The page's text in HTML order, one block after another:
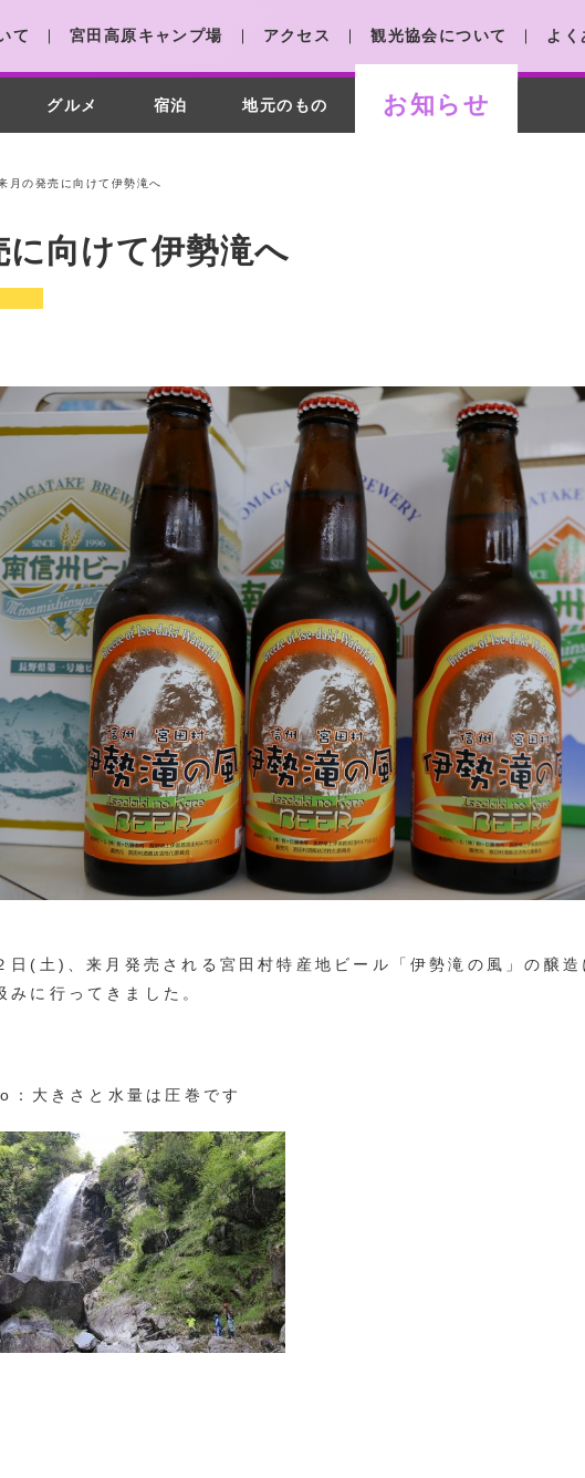
て 宮田高原キャンプ場 アクセス 観光協会について よく
グルメ 宿泊 地元のもの お知らせ
月の発売に向けて伊勢滝へ
に向けて伊勢滝へ
日(土)、来月発売される宮田村特産地ビール「伊勢滝の風」の醸造
みに行ってきました。
：大きさと水量は圧巻です